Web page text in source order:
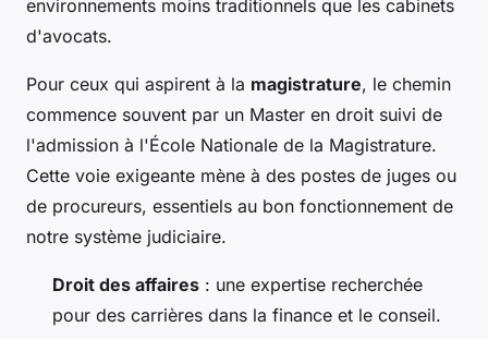
environnements moins traditionnels que les cabinets
d'avocats.
Pour ceux qui aspirent à la magistrature, le chemin
commence souvent par un Master en droit suivi de
l'admission à l'École Nationale de la Magistrature.
Cette voie exigeante mène à des postes de juges ou
de procureurs, essentiels au bon fonctionnement de
notre système judiciaire.
Droit des affaires : une expertise recherchée
pour des carrières dans la finance et le conseil.